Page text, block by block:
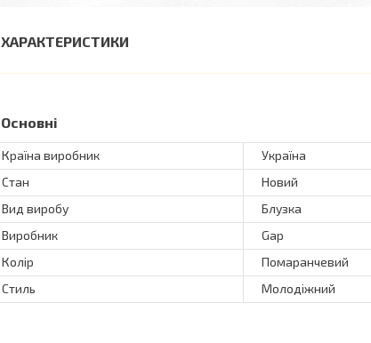
ХАРАКТЕРИСТИКИ
Основні
Країна виробник
Україна
Стан
Новий
Вид виробу
Блузка
Виробник
Gap
Колір
Помаранчевий
Стиль
Молодіжний